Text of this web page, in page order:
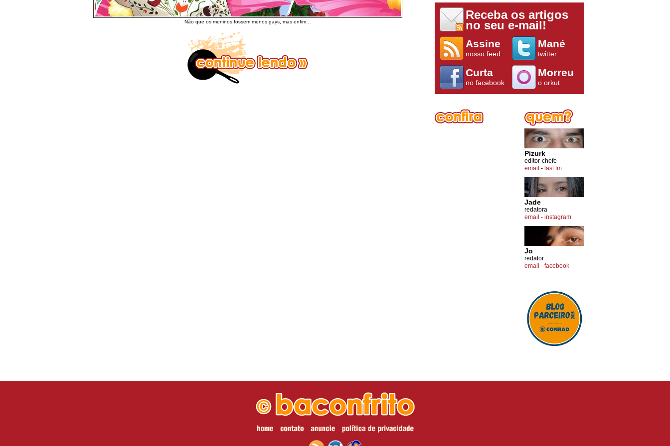
Não que os meninos fossem menos gays, mas enfim…
Receba os artigos
no seu e-mail!
Assine
nosso feed
Mané
twitter
Curta
no facebook
Morreu
o orkut
Pizurk
editor-chefe
email - last.fm
Jade
redatora
email - instagram
Jo
redator
email - facebook